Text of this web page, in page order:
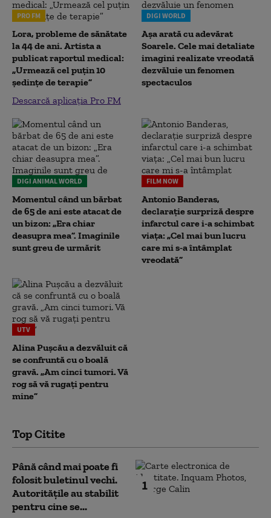
PRO FM
Lora, probleme de sănătate
la 44 de ani. Artista a
publicat raportul medical:
„Urmează cel puțin 10
ședințe de terapie”
Descarcă aplicația Pro FM
DIGI WORLD
Așa arată cu adevărat
Soarele. Cele mai detaliate
imagini realizate vreodată
dezvăluie un fenomen
spectaculos
DIGI ANIMAL WORLD
Momentul când un bărbat
de 65 de ani este atacat de
un bizon: „Era chiar
deasupra mea”. Imaginile
sunt greu de urmărit
FILM NOW
Antonio Banderas,
declarație surpriză despre
infarctul care i-a schimbat
viața: „Cel mai bun lucru
care mi s-a întâmplat
vreodată”
UTV
Alina Pușcău a dezvăluit că
se confruntă cu o boală
gravă. „Am cinci tumori. Vă
rog să vă rugați pentru
mine”
Top Citite
1
Până când mai poate fi
folosit buletinul vechi.
Autoritățile au stabilit
pentru cine se...